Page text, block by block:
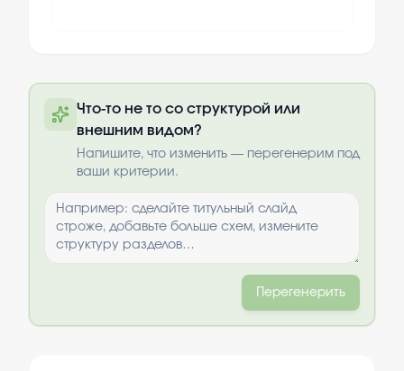
по почте после оплаты
Что-то не то со структурой или
внешним видом?
Напишите, что изменить — перегенерим под
ваши критерии.
Перегенерить